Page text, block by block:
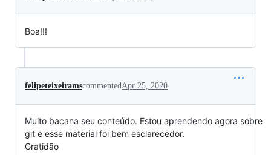
Boa!!!
felipeteixeiramscommentedApr 25, 2020
Muito bacana seu conteúdo. Estou aprendendo agora sobre
git e esse material foi bem esclarecedor.
Gratidão